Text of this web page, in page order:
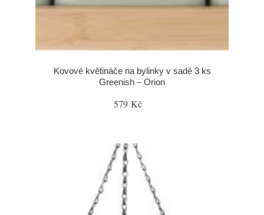
Kovové květináče na bylinky v sadě 3 ks
Greenish – Orion
579 Kč